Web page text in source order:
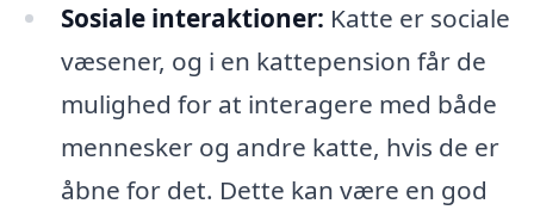
Sosiale interaktioner: Katte er sociale
væsener, og i en kattepension får de
mulighed for at interagere med både
mennesker og andre katte, hvis de er
åbne for det. Dette kan være en god